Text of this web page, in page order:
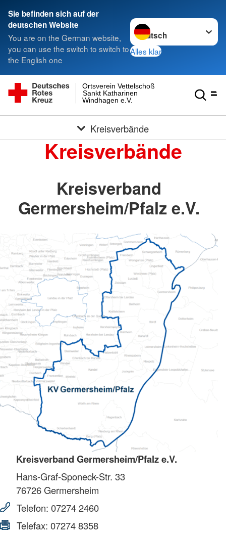
Sie befinden sich auf der
deutschen Website
You are on the German website,
you can use the switch to switch to
the English one
Sprache wechseln zu
Alles klar
Windhagen e.V.
Sankt Katharinen
Ortsverein Vettelschoß
Kreisverbände
Kreisverbände
Kreisverband
Germersheim/Pfalz e.V.
Kreisverband Germersheim/Pfalz e.V.
Hans-Graf-Sponeck-Str. 33
76726Germersheim
Telefon: 07274 2460
Telefax: 07274 8358